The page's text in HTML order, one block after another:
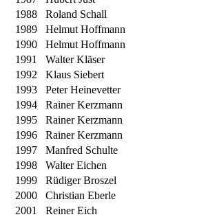
1988
Roland Schall
1989
Helmut Hoffmann
1990
Helmut Hoffmann
1991
Walter Kläser
1992
Klaus Siebert
1993
Peter Heinevetter
1994
Rainer Kerzmann
1995
Rainer Kerzmann
1996
Rainer Kerzmann
1997
Manfred Schulte
1998
Walter Eichen
1999
Rüdiger Broszel
2000
Christian Eberle
2001
Reiner Eich